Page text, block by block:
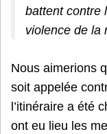
battent contre
violence de la
Nous aimerions
soit appelée
l’itinéraire a été
ont eu lieu les